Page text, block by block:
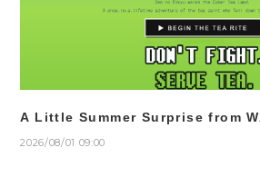
A Little Summer Surprise from
2026/08/01 09:00